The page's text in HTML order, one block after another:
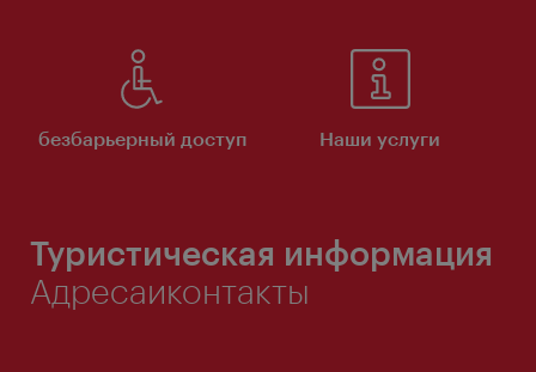
безбарьерный доступ Наши услуги
Туристическая информация
Адресаиконтакты